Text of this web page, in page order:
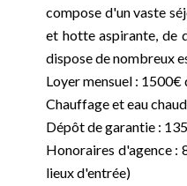
compose d'un vaste
et hotte aspirante, de
dispose de nombreux
Loyer mensuel :
Chauffage et eau
Dépôt de garantie :
Honoraires d'agence :
lieux d'entrée)